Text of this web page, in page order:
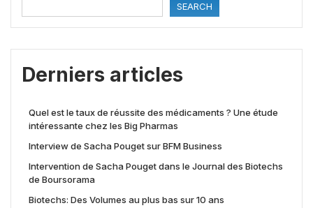
SEARCH
Derniers articles
Quel est le taux de réussite des médicaments ? Une étude
intéressante chez les Big Pharmas
Interview de Sacha Pouget sur BFM Business
Intervention de Sacha Pouget dans le Journal des Biotechs
de Boursorama
Biotechs: Des Volumes au plus bas sur 10 ans